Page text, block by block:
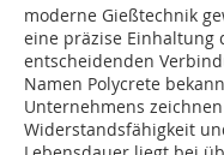
moderne Gießtechnik
eine präzise
entscheidenden
Namen Polycrete
Unternehmens
Widerstandsfähigkeit